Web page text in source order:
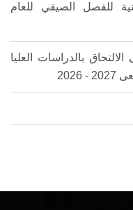
للفصل الصيفي للعام
بالدراسات العليا